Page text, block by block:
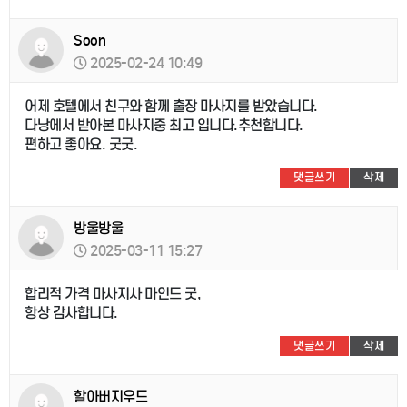
Soon
2025-02-24 10:49
어제 호텔에서 친구와 함께 출장 마사지를 받았습니다.
다낭에서 받아본 마사지중 최고 입니다.추천합니다.
편하고 좋아요. 굿굿.
댓글쓰기 삭제
방울방울
2025-03-11 15:27
합리적 가격 마사지사 마인드 굿,
항상 감사합니다.
댓글쓰기 삭제
할아버지우드